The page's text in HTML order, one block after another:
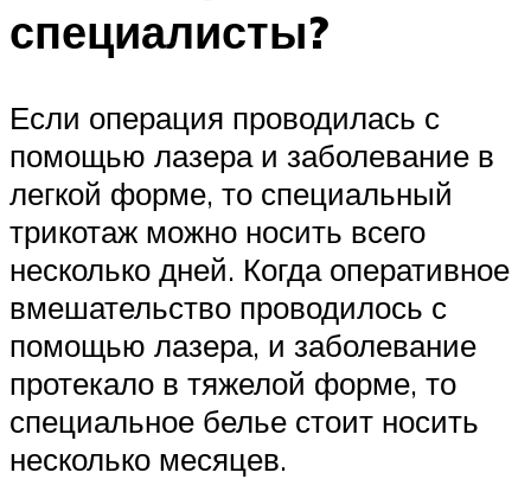
специалисты?
Если операция проводилась с
помощью лазера и заболевание в
легкой форме, то специальный
трикотаж можно носить всего
несколько дней. Когда оперативное
вмешательство проводилось с
помощью лазера, и заболевание
протекало в тяжелой форме, то
специальное белье стоит носить
несколько месяцев.